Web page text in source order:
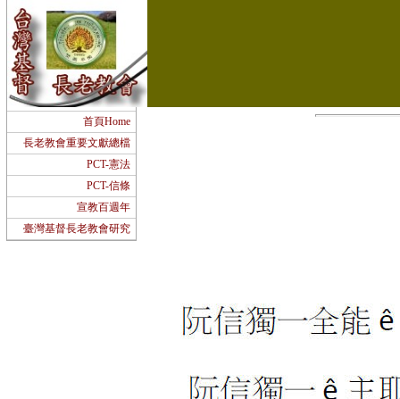
首頁Home
長老教會重要文獻總檔
PCT-憲法
PCT-信條
宣教百週年
臺灣基督長老教會研究